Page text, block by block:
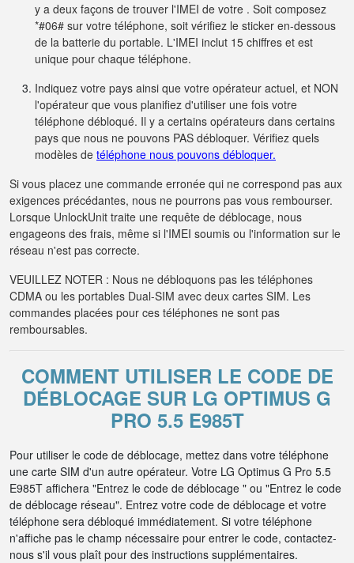
y a deux façons de trouver l'IMEI de votre . Soit composez
*#06# sur votre téléphone, soit vérifiez le sticker en-dessous
de la batterie du portable. L'IMEI inclut 15 chiffres et est
unique pour chaque téléphone.
Indiquez votre pays ainsi que votre opérateur actuel, et NON
l'opérateur que vous planifiez d'utiliser une fois votre
téléphone débloqué. Il y a certains opérateurs dans certains
pays que nous ne pouvons PAS débloquer. Vérifiez quels
modèles de téléphone nous pouvons débloquer.
Si vous placez une commande erronée qui ne correspond pas aux
exigences précédantes, nous ne pourrons pas vous rembourser.
Lorsque UnlockUnit traite une requête de déblocage, nous
engageons des frais, même si l'IMEI soumis ou l'information sur le
réseau n'est pas correcte.
VEUILLEZ NOTER : Nous ne débloquons pas les téléphones
CDMA ou les portables Dual-SIM avec deux cartes SIM. Les
commandes placées pour ces téléphones ne sont pas
remboursables.
COMMENT UTILISER LE CODE DE
DÉBLOCAGE SUR LG OPTIMUS G
PRO 5.5 E985T
Pour utiliser le code de déblocage, mettez dans votre téléphone
une carte SIM d'un autre opérateur. Votre LG Optimus G Pro 5.5
E985T affichera "Entrez le code de déblocage " ou "Entrez le code
de déblocage réseau". Entrez votre code de déblocage et votre
téléphone sera débloqué immédiatement. Si votre téléphone
n'affiche pas le champ nécessaire pour entrer le code, contactez-
nous s'il vous plaît pour des instructions supplémentaires.